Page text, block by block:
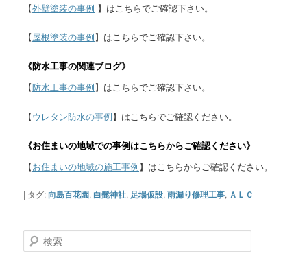
【外壁塗装の事例 】はこちらでご確認下さい。
【屋根塗装の事例】はこちらでご確認下さい。
《防水工事の関連ブログ》
【防水工事の事例】はこちらでご確認下さい。
【ウレタン防水の事例】はこちらでご確認ください。
《お住まいの地域での事例はこちらからご確認ください》
【お住まいの地域の施工事例】はこちらからご確認ください。
| タグ:向島百花園, 白髭神社, 足場仮設,雨漏り修理工事, ＡＬＣ
検
索